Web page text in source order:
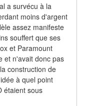
a survécu à la
moins d'argent
assez manifeste
souffert que ses
et Paramount
et n'avait donc pas
construction de
à quel point
étaient sous